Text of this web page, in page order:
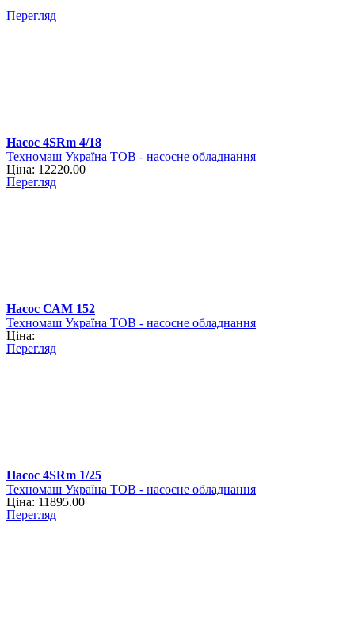
Перегляд
Насос 4SRm 4/18
Техномаш Україна ТОВ - насосне обладнання
Ціна: 12220.00
Перегляд
Насос САМ 152
Техномаш Україна ТОВ - насосне обладнання
Ціна:
Перегляд
Насос 4SRm 1/25
Техномаш Україна ТОВ - насосне обладнання
Ціна: 11895.00
Перегляд